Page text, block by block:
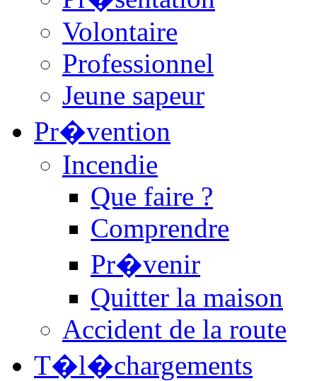
Volontaire
Professionnel
Jeune sapeur
Pr�vention
Incendie
Que faire ?
Comprendre
Pr�venir
Quitter la maison
Accident de la route
T�l�chargements